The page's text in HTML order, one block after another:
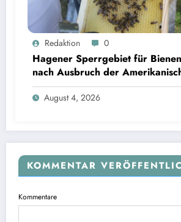
Redaktion 0
Hagener Sperrgebiet für
nach Ausbruch der
Faulbrut aufgehoben
August 4, 2026
KOMMENTAR
Kommentare